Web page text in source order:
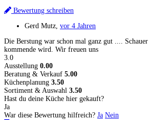
Bewertung schreiben
Gerd Mutz, vor 4 Jahren
Die Berstung war schon mal ganz gut ....
kommende wird. Wir freuen uns
3.0
Ausstellung 0.00
Beratung & Verkauf 5.00
Küchenplanung 3.50
Sortiment & Auswahl 3.50
Hast du deine Küche hier gekauft?
Ja
War diese Bewertung hilfreich? Ja Nein